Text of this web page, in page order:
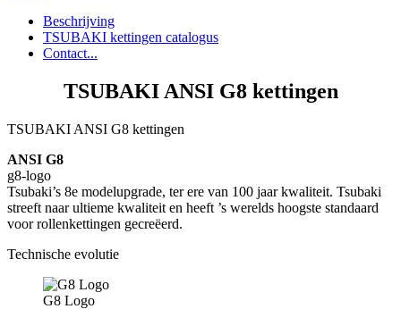
Beschrijving
TSUBAKI kettingen catalogus
Contact...
TSUBAKI ANSI G8 kettingen
TSUBAKI ANSI G8 kettingen
ANSI G8
g8-logo
Tsubaki’s 8e modelupgrade, ter ere van 100 jaar kwaliteit. Tsubaki
streeft naar ultieme kwaliteit en heeft ’s werelds hoogste standaard
voor rollenkettingen gecreëerd.
Technische evolutie
G8 Logo